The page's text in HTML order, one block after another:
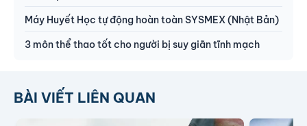
Máy Huyết Học tự động hoàn toàn SYSMEX (Nhật Bản)
3 môn thể thao tốt cho người bị suy giãn tĩnh mạch
BÀI VIẾT LIÊN QUAN